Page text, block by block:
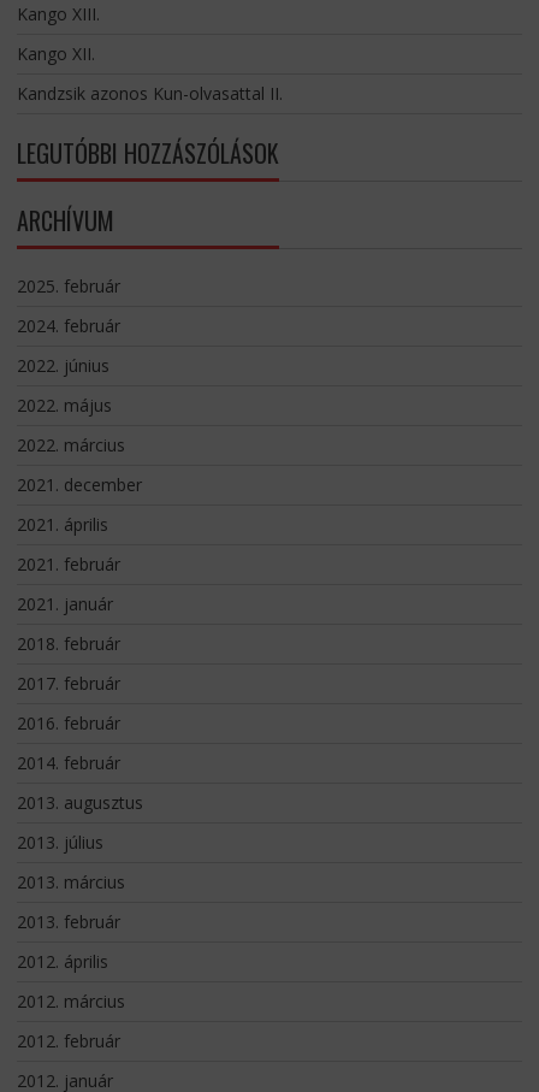
Kango XIII.
Kango XII.
Kandzsik azonos Kun-olvasattal II.
LEGUTÓBBI HOZZÁSZÓLÁSOK
ARCHÍVUM
2025. február
2024. február
2022. június
2022. május
2022. március
2021. december
2021. április
2021. február
2021. január
2018. február
2017. február
2016. február
2014. február
2013. augusztus
2013. július
2013. március
2013. február
2012. április
2012. március
2012. február
2012. január